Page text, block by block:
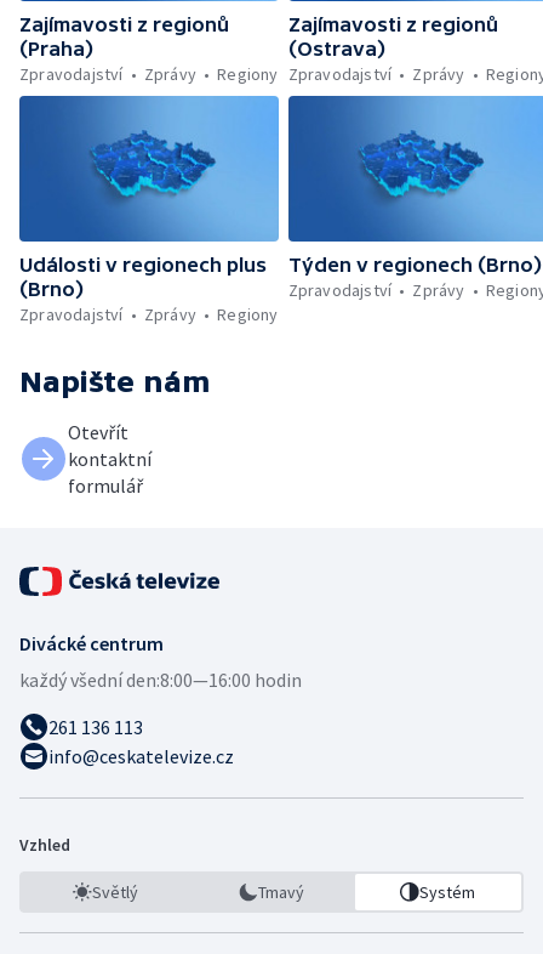
Zajímavosti z regionů
(Praha)
Zpravodajství
Zprávy Regiony
Zajímavosti z regionů
(Ostrava)
Zpravodajství
Zprávy
Události v regionech plus
(Brno)
Zpravodajství
Zprávy Regiony
Týden v regionech (Brno)
Zpravodajství
Zprávy
Napište nám
Otevřít
kontaktní
formulář
Divácké centrum
každý všední den:8:00—16:00 hodin
261 136 113
info@ceskatelevize.cz
Vzhled
Světlý Tmavý Systém